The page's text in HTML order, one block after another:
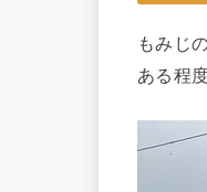
もみじ
ある程